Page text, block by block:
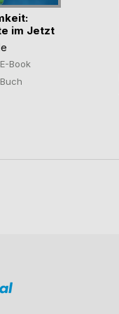
im Jetzt
E-Book
Buch